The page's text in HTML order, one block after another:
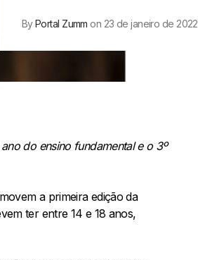
ByPortal Zumm on 23 de janeiro de 2022
do ensino fundamental e o 3º
a primeira edição da
ter entre 14 e 18 anos,